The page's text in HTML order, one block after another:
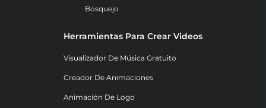
Bosquejo
Herramientas Para Crear Videos
Visualizador De Música Gratuito
Creador De Animaciones
Animación De Logo